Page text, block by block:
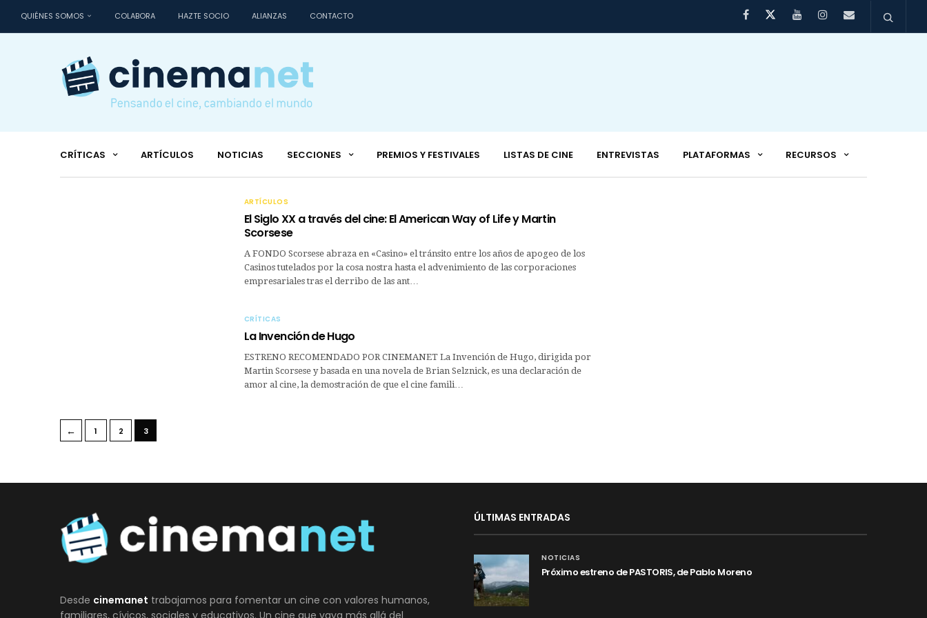
QUIÉNES SOMOS COLABORA HAZTE SOCIO ALIANZAS CONTACTO
CRÍTICAS ARTÍCULOS NOTICIAS SECCIONES PREMIOS Y FESTIVALES LISTAS DE CINE ENTREVISTAS PLATAFORMAS RECURSOS
ARTÍCULOS
El Siglo XX a través del cine: El American Way of Life y Martin
Scorsese
A FONDO Scorsese abraza en «Casino» el tránsito entre los años de apogeo de los
Casinos tutelados por la cosa nostra hasta el advenimiento de las corporaciones
empresariales tras el derribo de las ant…
CRÍTICAS
La Invención de Hugo
ESTRENO RECOMENDADO POR CINEMANET La Invención de Hugo, dirigida por
Martin Scorsese y basada en una novela de Brian Selznick, es una declaración de
amor al cine, la demostración de que el cine famili…
← 1 2 3
Desde cinemanet trabajamos para fomentar un cine con valores humanos,
familiares, cívicos, sociales y educativos. Un cine que vaya más allá del
ÚLTIMAS ENTRADAS
NOTICIAS
Próximo estreno de PASTORIS, de Pablo Moreno